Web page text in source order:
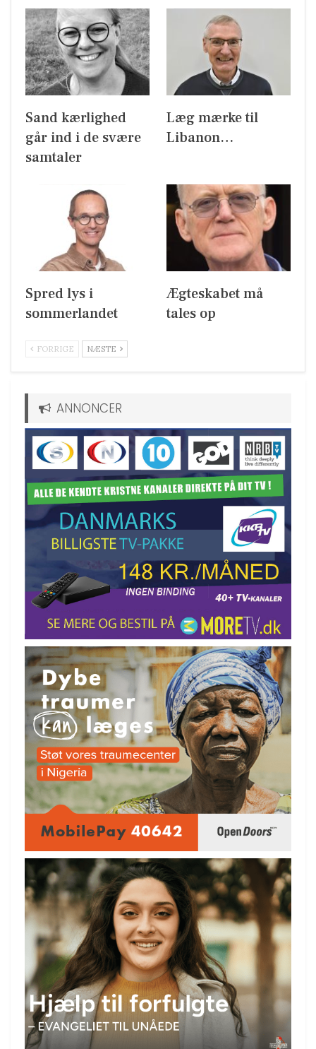
Sand kærlighed
går ind i de svære
samtaler
Læg mærke til
Libanon…
Spred lys i
sommerlandet
Ægteskabet må
tales op
FORRIGE NÆSTE
ANNONCER